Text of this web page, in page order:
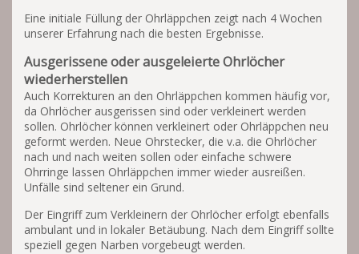
Eine initiale Füllung der Ohrläppchen zeigt nach 4 Wochen
unserer Erfahrung nach die besten Ergebnisse.
Ausgerissene oder ausgeleierte Ohrlöcher
wiederherstellen
Auch Korrekturen an den Ohrläppchen kommen häufig vor,
da Ohrlöcher ausgerissen sind oder verkleinert werden
sollen. Ohrlöcher können verkleinert oder Ohrläppchen neu
geformt werden. Neue Ohrstecker, die v.a. die Ohrlöcher
nach und nach weiten sollen oder einfache schwere
Ohrringe lassen Ohrläppchen immer wieder ausreißen.
Unfälle sind seltener ein Grund.
Der Eingriff zum Verkleinern der Ohrlöcher erfolgt ebenfalls
ambulant und in lokaler Betäubung. Nach dem Eingriff sollte
speziell gegen Narben vorgebeugt werden.